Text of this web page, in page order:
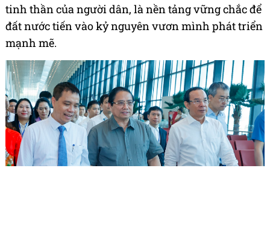
tinh thần của người dân, là nền tảng vững chắc để
đất nước tiến vào kỷ nguyên vươn mình phát triển
mạnh mẽ.